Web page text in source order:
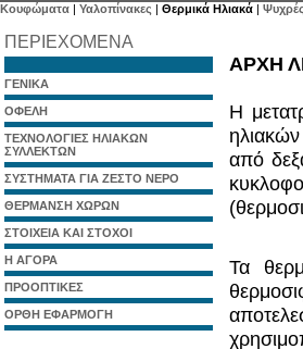
Κουφώματα | Υαλοπίνακες | Θερμικά Ηλιακά |
ΠΕΡΙΕΧΟΜΕΝΑ
ΓΕΝΙΚΑ
ΟΦΕΛΗ
ΤΕΧΝΟΛΟΓΙΕΣ ΗΛΙΑΚΩΝ
ΣΥΛΛΕΚΤΩΝ
ΣΥΣΤΗΜΑΤΑ ΓΙΑ ΖΕΣΤΟ ΝΕΡΟ
ΘΕΡΜΑΝΣΗ ΧΩΡΩΝ
ΣΤΟΙΧΕΙΑ ΚΑΙ ΣΤΟΧΟΙ
Η ΑΓΟΡΑ
ΠΡΟΟΠΤΙΚΕΣ
ΟΡΘΗ ΕΦΑΡΜΟΓΗ
ΑΡΧΗ
Η
από
Τα